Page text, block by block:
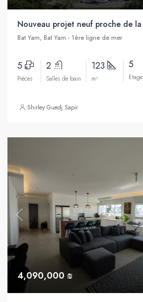
Bat Yam, Bat Yam - 1ère ligne de mer
5
Pièces
2
Salles de bain
123
m²
5
Etage
Shirley Guedj Sapir
4,090,000 ₪